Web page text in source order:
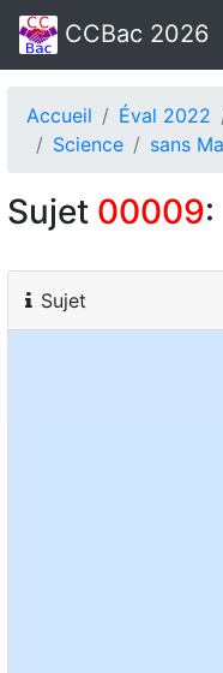
CCBac 2026
Accueil Éval 2022
Science
sans
Sujet 00009:
Sujet